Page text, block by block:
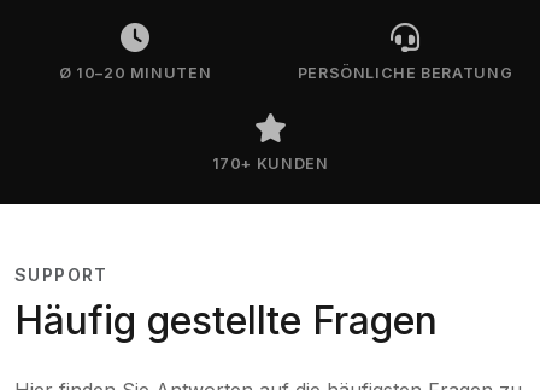
Ø 10–20 MINUTEN PERSÖNLICHE BERATUNG
170+ KUNDEN
SUPPORT
Häufig gestellte Fragen